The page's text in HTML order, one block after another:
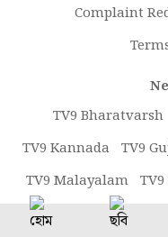
Complaint
TV9 Bharatvarsh
TV9 Kannada TV9
TV9 Malayalam TV9
Copyright ©